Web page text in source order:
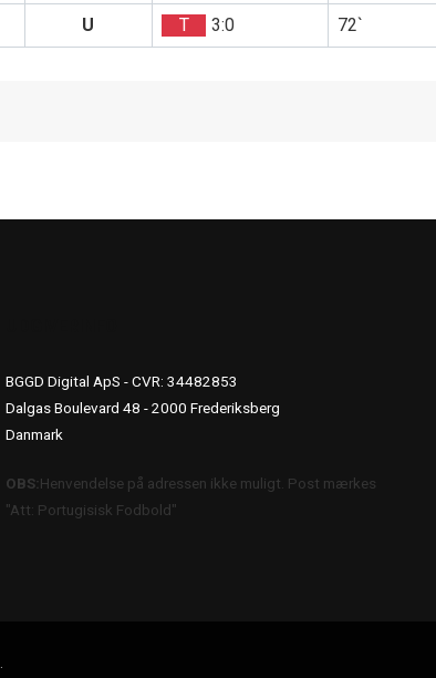
U T 3:0 72`
BGGD Digital ApS - CVR: 34482853
Dalgas Boulevard 48 - 2000 Frederiksberg
Danmark
OBS:Henvendelse på adressen ikke muligt. Post mærkes
"Att: Portugisisk Fodbold"